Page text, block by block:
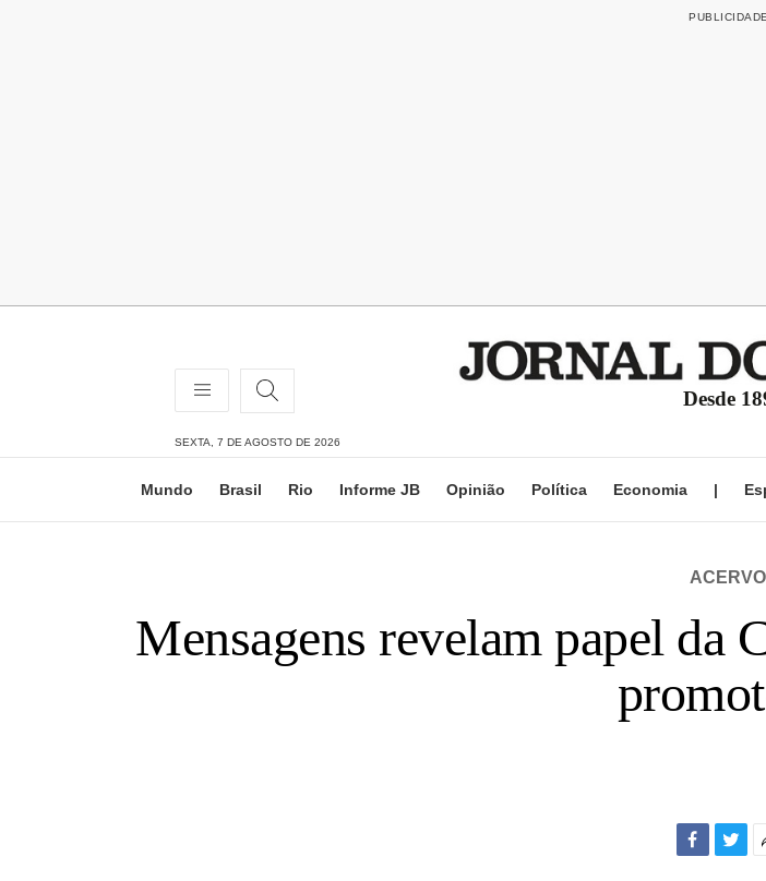
Desde
SEXTA, 7 DE AGOSTO DE 2026
Mundo Brasil Rio Informe JB Opinião Política Economia |
ACERVO
Mensagens revelam papel da